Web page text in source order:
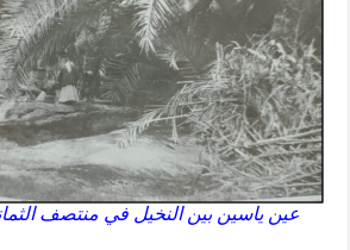
عين ياسين بين النخيل في منتصف